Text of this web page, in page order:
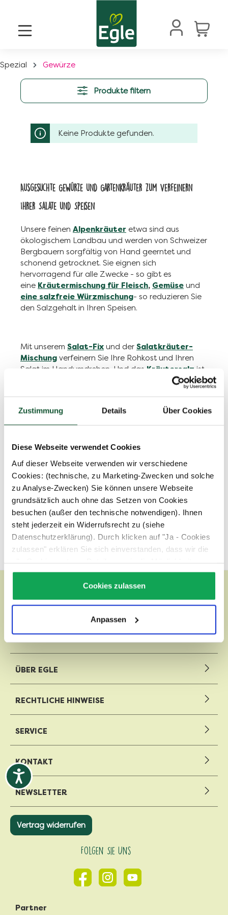
Zustimmung Details Über Cookies
Diese Webseite verwendet Cookies
Auf dieser Webseite verwenden wir verschiedene
Cookies: (technische, zu Marketing-Zwecken und solche
zu Analyse-Zwecken) Sie können unsere Webseite
grundsätzlich auch ohne das Setzen von Cookies
besuchen (außer den technische notwendigen). Ihnen
steht jederzeit ein Widerrufsrecht zu (siehe
Datenschutzerklärung). Durch klicken auf "Ja - Cookies
zulassen" erklären Sie sich einverstanden, dass wir die
Widerruf finden Sie unter:Datenschutz
Cookies zulassen
Anpassen
Spezial Gewürze
Produkte filtern
Keine Produkte gefunden.
Ausgesuchte Gewürze und Gartenkräuter zum Verfeinern
Ihrer Salate und Speisen
Unsere feinen Alpenkräuter etwa sind aus
ökologischem Landbau und werden von Schweizer
Bergbauern sorgfältig von Hand geerntet und
schonend getrocknet. Sie eignen sich
hervorragend für alle Zwecke - so gibt es
eine Kräutermischung für Fleisch, Gemüse und
eine salzfreie Würzmischung- so reduzieren Sie
den Salzgehalt in Ihren Speisen.
Mit unserem Salat-Fix und der Salatkräuter-
Mischung verfeinern Sie Ihre Rohkost und Ihren
Salat im Handumdrehen. Und das Kräutersalz ist
unser universelles Würzmittel - mit jodiertem
Glutamat ,
Bio Gewürze für ein besonderes Geschmackserlebnis
Kennen Sie auch schon dieBest Spices
Ausgesuchte Bio-Gewürze für das besondere
Geschmackserlebnis. Da ist für jeden Geschmack
das passende Gewürz dabei. Vom
Gewürzmischung, über dasKartoffel Gewürz
oder dieHildegard Kräuter.
Und schließlich noch unsere Bio Gewürze für Ihr
Wohlbefinden wieInnere Ruhe.
ÜBER EGLE
RECHTLICHE HINWEISE
SERVICE
KONTAKT
NEWSLETTER
Vertrag widerrufen
Folgen Sie Uns
Partner